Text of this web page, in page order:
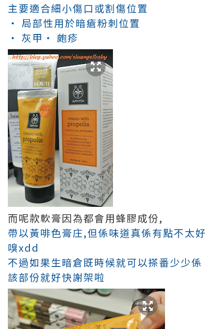
主要適合細小傷口或割傷位置
‧ 局部性用於暗瘡粉刺位置
‧ 灰甲 ‧ 皰疹
而呢款軟膏因為都會用蜂膠成份,
帶以黃啡色膏庄,但係味道真係有點不太好
嗅xdd
不過如果生暗倉既時候就可以搽番少少係
該部份就好快謝架啦